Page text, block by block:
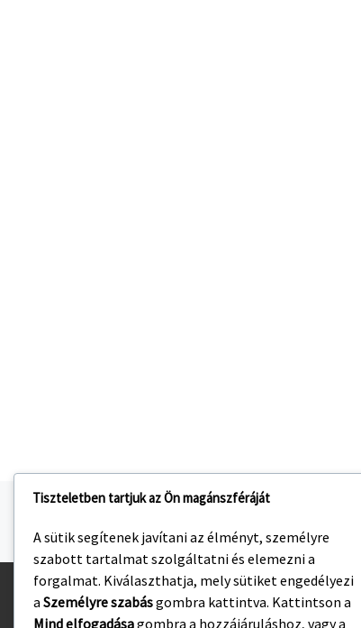
Navigálás a bejegyzések között
jelen bejegyzés
Kezdőlap
Tiszteletben tartjuk az Ön magánszféráját
A sütik segítenek javítani az élményt, személyre
szabott tartalmat szolgáltatni és elemezni a
forgalmat. Kiválaszthatja, mely sütiket engedélyezi
a Személyre szabásgombra kattintva. Kattintson a
Mind elfogadásagombra a hozzájáruláshoz, vagy a